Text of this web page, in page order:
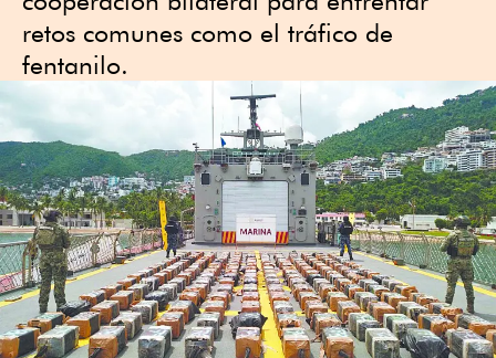
retos comunes como el tráfico de
fentanilo.